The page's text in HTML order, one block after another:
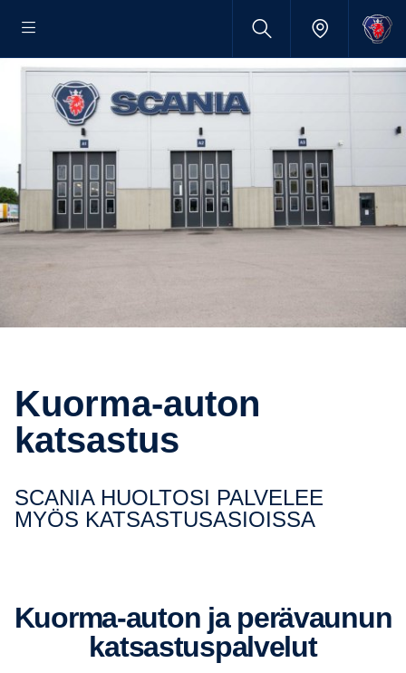
Kuorma-​auton
katsastus
SCANIA HUOLTOSI PALVELEE
MYÖS KATSAS­TUS­ASIOISSA
Kuorma-​auton ja perävaunun
katsas­tus­pal­velut